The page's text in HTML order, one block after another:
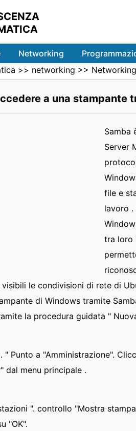
Networking
>> networking >>
a una stampante
Samba
Server
file e
lavoro .
tra loro
le condivisioni di rete di
di Windows tramite
la procedura guidata "
" Punto a "Amministrazione".
dal menu principale .
". controllo "Mostra
"OK".